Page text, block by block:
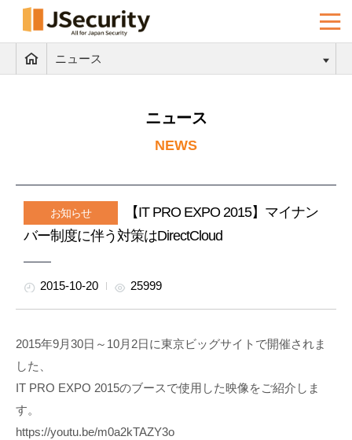
ニュース
ニュース
NEWS
お知らせ
【IT PRO EXPO 2015】マイナン
バー制度に伴う対策はDirectCloud
2015-10-20 25999
2015年9月30日～10月2日に東京ビッグサイトで開催されま
した、
IT PRO EXPO 2015のブースで使用した映像をご紹介しま
す。
https://youtu.be/m0a2kTAZY3o